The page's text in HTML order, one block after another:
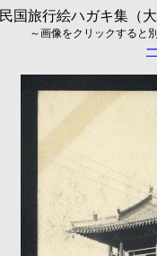
国旅行絵ハガキ集（
～画像をクリックすると